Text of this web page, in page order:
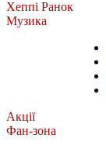
Хеппі Ранок
Музика
Акції
Фан-зона